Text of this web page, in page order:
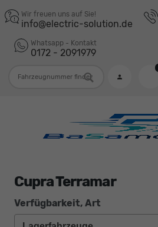
Wir freuen uns auf Sie!
info@electric-solution.de
Whatsapp - Kontakt
0172 - 2091979
Cupra Terramar
Verfügbarkeit, Art